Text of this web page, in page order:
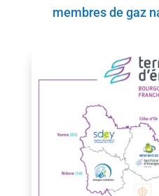
membres de gaz